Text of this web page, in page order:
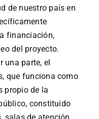
de nuestro país en
financiación,
del proyecto.
una parte, el
que funciona como
propio de la
constituido